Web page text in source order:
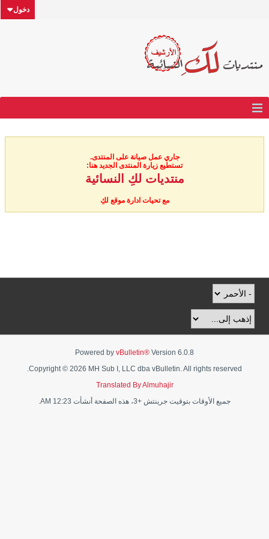
دخول
جاري عمل صيانة على المنتدى.
تستطيع زيارة المنتدى الجديد هنا:
منتديات لكِ النسائية
مع تحيات ادارة موقع لكِ
Powered by vBulletin® Version 6.0.8
Copyright © 2026 MH Sub I, LLC dba vBulletin. All rights reserved.
Translated By Almuhajir
جميع الأوقات بتوقيت جرينتش +3، هذه الصفحة أنشأت 12:23 AM.